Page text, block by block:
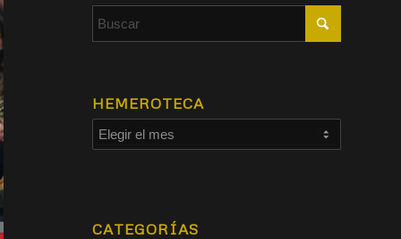
HEMEROTECA
CATEGORÍAS